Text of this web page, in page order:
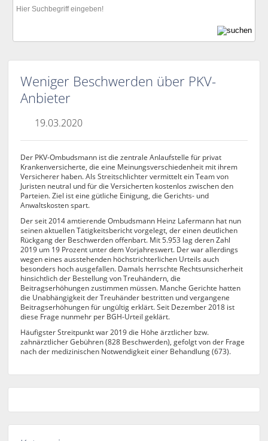
Weniger Beschwerden über PKV-
Anbieter
19.03.2020
Der PKV-Ombudsmann ist die zentrale Anlaufstelle für privat
Krankenversicherte, die eine Meinungsverschiedenheit mit ihrem
Versicherer haben. Als Streitschlichter vermittelt ein Team von
Juristen neutral und für die Versicherten kostenlos zwischen den
Parteien. Ziel ist eine gütliche Einigung, die Gerichts- und
Anwaltskosten spart.
Der seit 2014 amtierende Ombudsmann Heinz Lafermann hat nun
seinen aktuellen Tätigkeitsbericht vorgelegt, der einen deutlichen
Rückgang der Beschwerden offenbart. Mit 5.953 lag deren Zahl
2019 um 19 Prozent unter dem Vorjahreswert. Der war allerdings
wegen eines ausstehenden höchstrichterlichen Urteils auch
besonders hoch ausgefallen. Damals herrschte Rechtsunsicherheit
hinsichtlich der Bestellung von Treuhändern, die
Beitragserhöhungen zustimmen müssen. Manche Gerichte hatten
die Unabhängigkeit der Treuhänder bestritten und vergangene
Beitragserhöhungen für ungültig erklärt. Seit Dezember 2018 ist
diese Frage nunmehr per BGH-Urteil geklärt.
Häufigster Streitpunkt war 2019 die Höhe ärztlicher bzw.
zahnärztlicher Gebühren (828 Beschwerden), gefolgt von der Frage
nach der medizinischen Notwendigkeit einer Behandlung (673).